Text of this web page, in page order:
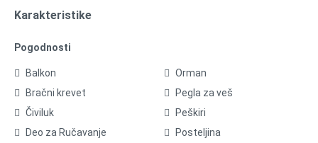
Karakteristike
Pogodnosti
Balkon
Bračni krevet
Čiviluk
Deo za Ručavanje
Orman
Pegla za veš
Peškiri
Posteljina